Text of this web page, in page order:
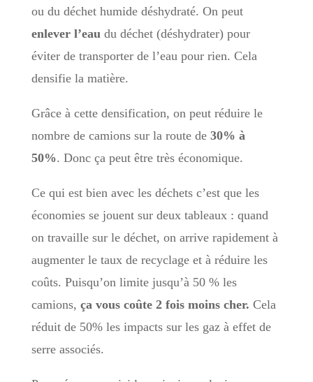
ou du déchet humide déshydraté. On peut
enlever l’eaudu déchet (déshydrater) pour
éviter de transporter de l’eau pour rien. Cela
densifie la matière.
Grâce à cette densification, on peut réduire le
nombre de camions sur la route de 30% à
50%. Donc ça peut être très économique.
Ce qui est bien avec les déchets c’est que les
économies se jouent sur deux tableaux : quand
on travaille sur le déchet, on arrive rapidement à
augmenter le taux de recyclage et à réduire les
coûts. Puisqu’on limite jusqu’à 50 % les
camions, ça vous coûte 2 fois moins cher. Cela
réduit de 50% les impacts sur les gaz à effet de
serre associés.